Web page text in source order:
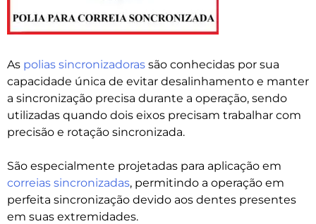
As polias sincronizadoras são conhecidas por sua
capacidade única de evitar desalinhamento e manter
a sincronização precisa durante a operação, sendo
utilizadas quando dois eixos precisam trabalhar com
precisão e rotação sincronizada.
São especialmente projetadas para aplicação em
correias sincronizadas, permitindo a operação em
perfeita sincronização devido aos dentes presentes
em suas extremidades.